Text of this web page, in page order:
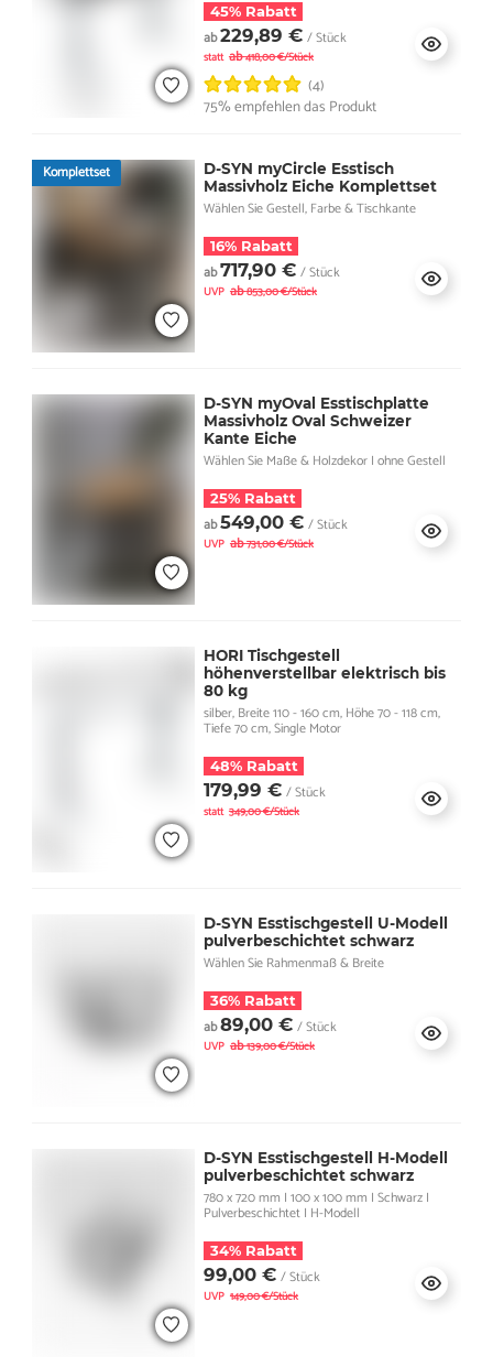
45% Rabatt
ab229,89 € / Stück
statt ab418,00 €/Stück
(4)
75% empfehlen das Produkt
Komplettset
D-SYN myCircle Esstisch
Massivholz Eiche Komplettset
Wählen Sie Gestell, Farbe & Tischkante
16% Rabatt
ab717,90 € / Stück
UVP ab853,00 €/Stück
D-SYN myOval Esstischplatte
Massivholz Oval Schweizer
Kante Eiche
Wählen Sie Maße & Holzdekor I ohne Gestell
25% Rabatt
ab549,00 € / Stück
UVP ab731,00 €/Stück
HORI Tischgestell
höhenverstellbar elektrisch bis
80 kg
silber, Breite 110 - 160 cm, Höhe 70 - 118 cm,
Tiefe 70 cm, Single Motor
48% Rabatt
179,99 € / Stück
statt 349,00 €/Stück
D-SYN Esstischgestell U-Modell
pulverbeschichtet schwarz
Wählen Sie Rahmenmaß & Breite
36% Rabatt
ab89,00 € / Stück
UVP ab139,00 €/Stück
D-SYN Esstischgestell H-Modell
pulverbeschichtet schwarz
780 x 720 mm I 100 x 100 mm I Schwarz I
Pulverbeschichtet I H-Modell
34% Rabatt
99,00 € / Stück
UVP 149,00 €/Stück